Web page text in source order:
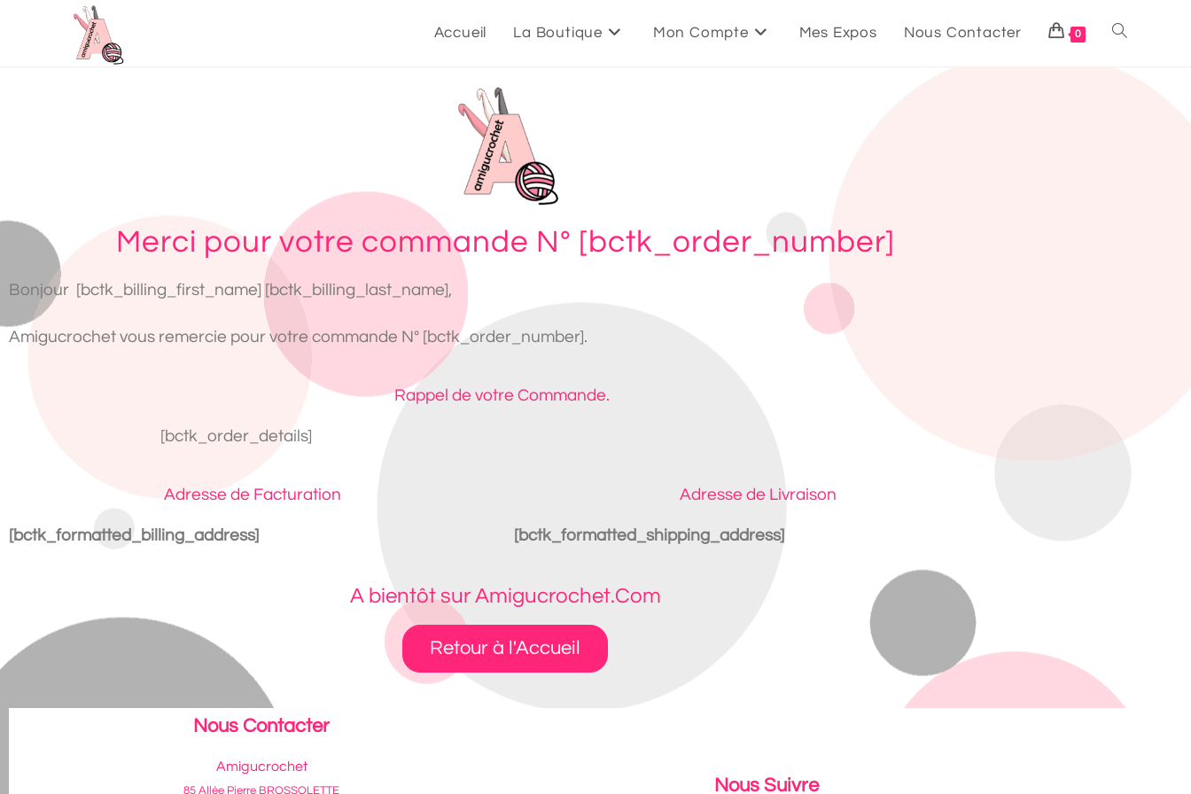
Accueil La Boutique Mon Compte Mes Expos Nous Contacter 0
Merci pour votre commande N° [bctk_order_number]
Bonjour [bctk_billing_first_name] [bctk_billing_last_name],
Amigucrochet vous remercie pour votre commande N° [bctk_order_number].
Rappel de votre Commande.
[bctk_order_details]
Adresse de Facturation
[bctk_formatted_billing_address]
Adresse de Livraison
[bctk_formatted_shipping_address]
A bientôt sur Amigucrochet.Com
Retour à l'Accueil
Nous Contacter
Amigucrochet
85 Allée Pierre BROSSOLETTE Nous Suivre